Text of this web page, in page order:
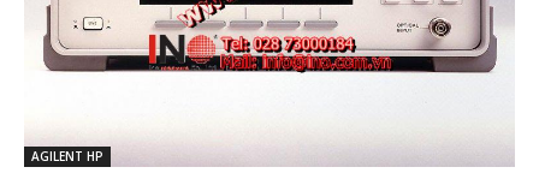
AGILENT HP